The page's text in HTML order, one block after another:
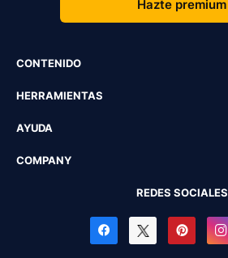
Hazte premium
CONTENIDO
HERRAMIENTAS
AYUDA
COMPANY
REDES SOCIALES